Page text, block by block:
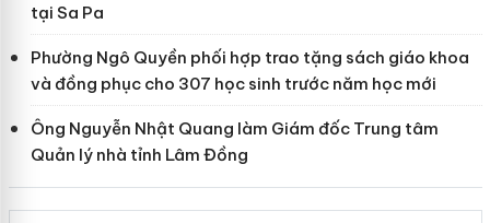
tại Sa Pa
Phường Ngô Quyền phối hợp trao tặng sách giáo khoa
và đồng phục cho 307 học sinh trước năm học mới
Ông Nguyễn Nhật Quang làm Giám đốc Trung tâm
Quản lý nhà tỉnh Lâm Đồng